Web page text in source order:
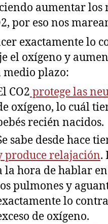
aumentar los
por eso nos
exactamente lo
el oxígeno y
medio plazo:
CO2 protege las
oxígeno, lo cuál
recién nacidos.
sabe desde hace
produce relajación.
la hora de hablar
pulmones y
lo
de oxígeno.